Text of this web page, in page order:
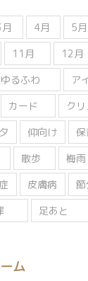
4月 5月
11月 12月
ゆるふわ ア
カード ク
仰向け
散歩 梅雨
皮膚病 節
足あと
ム